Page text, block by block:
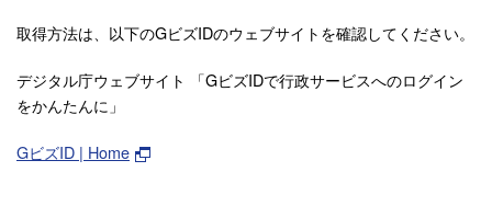
取得方法は、以下のGビズIDのウェブサイトを確認してください。
デジタル庁ウェブサイト 「GビズIDで行政サービスへのログイン
をかんたんに」
GビズID | Home